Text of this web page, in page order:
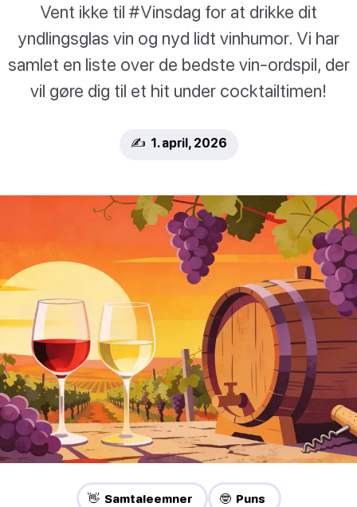
Vent ikke til #Vinsdag for at drikke dit
yndlingsglas vin og nyd lidt vinhumor. Vi har
samlet en liste over de bedste vin-ordspil, der
vil gøre dig til et hit under cocktailtimen!
✍️ 1. april, 2026
👋 Samtaleemner 🤓 Puns